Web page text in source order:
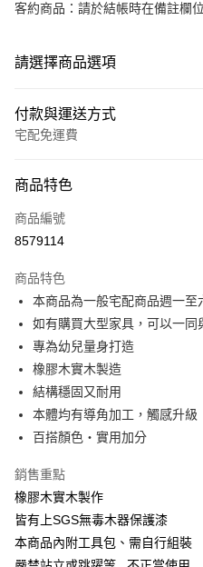
客約商品：請於結帳時在備註欄
請選擇商品選項
付款與運送方式
宅配免運費
信用卡一次付款
信用卡分期付款
合作金庫商業銀行
華南商業銀行
上海商業儲蓄銀行
國泰世華商業銀行
臺灣中小企業銀行
匯豐（台灣）商業銀行
聯邦商業銀行
元大商業銀行
玉山商業銀行
台灣樂天信用卡公司
6 期 0 利率 每期
華南商業銀行
上海商業儲蓄銀行
國泰世華商業銀行
臺灣中小企業銀行
匯豐（台灣）商業銀行
聯邦商業銀行
元大商業銀行
玉山商業銀行
台灣樂天信用卡公司
LINE Pay
Apple Pay
街口支付
悠遊付
【大哥付你分期使用說明】
1.本服務由台灣大哥大提供，台灣大
2.付款方式選擇「大哥付你分期」，
AFTEE先享後付
商品特色
商品編號
8579114
商品特色
本商品為一般宅配商品週一
如有購買大型家具，可以一同
專為幼兒量身打造
橡膠木實木製造
結構穩固又耐用
本體均有導角加工，觸感升級
百搭顏色‧實用加分
銷售重點
橡膠木實木製作
皆有上SGS無毒木器保護漆
本商品內附工具包、需自行組裝